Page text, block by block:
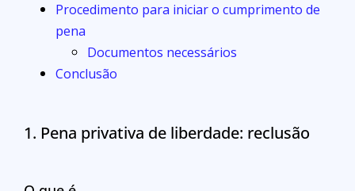
Procedimento para iniciar o cumprimento de
pena
Documentos necessários
Conclusão
1. Pena privativa de liberdade: reclusão